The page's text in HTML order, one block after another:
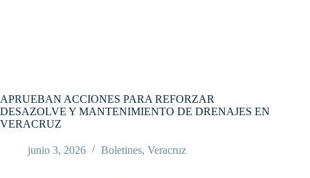
APRUEBAN ACCIONES PARA REFORZAR
DESAZOLVE Y MANTENIMIENTO DE DRENAJES EN
VERACRUZ
junio 3, 2026 Boletines, Veracruz